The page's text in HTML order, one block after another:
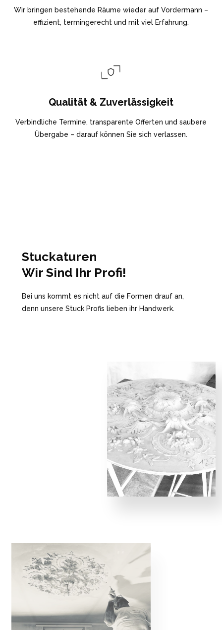
Wir bringen bestehende Räume wieder auf Vordermann –
effizient, termingerecht und mit viel Erfahrung.
Qualität & Zuverlässigkeit
Verbindliche Termine, transparente Offerten und saubere
Übergabe – darauf können Sie sich verlassen.
Stuckaturen
Wir Sind Ihr Profi!
Bei uns kommt es nicht auf die Formen drauf an,
denn unsere Stuck Profis lieben ihr Handwerk.